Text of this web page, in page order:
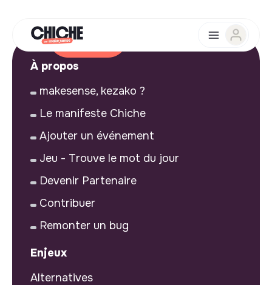
À propos
makesense, kezako ?
Le manifeste Chiche
Ajouter un événement
Jeu - Trouve le mot du jour
Devenir Partenaire
Contribuer
Remonter un bug
Enjeux
Alternatives